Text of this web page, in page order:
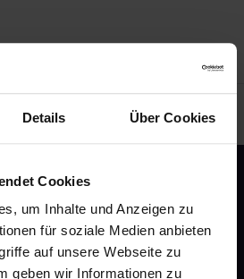
Details Über Cookies
Cookies
um Inhalte und Anzeigen zu
für soziale Medien anbieten
auf unsere Webseite zu
geben wir Informationen zu